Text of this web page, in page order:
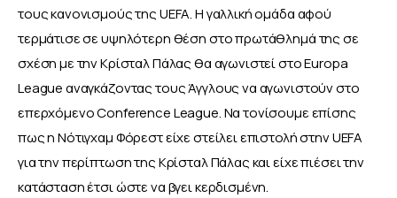
τους κανονισμούς της UEFA. Η γαλλική ομάδα αφού
τερμάτισε σε υψηλότερη θέση στο πρωτάθλημά της σε
σχέση με την Κρίσταλ Πάλας θα αγωνιστεί στο Europa
League αναγκάζοντας τους Άγγλους να αγωνιστούν στο
επερχόμενο Conference League. Να τονίσουμε επίσης
πως η Νότιγχαμ Φόρεστ είχε στείλει επιστολή στην UEFA
για την περίπτωση της Κρίσταλ Πάλας και είχε πιέσει την
κατάσταση έτσι ώστε να βγει κερδισμένη.